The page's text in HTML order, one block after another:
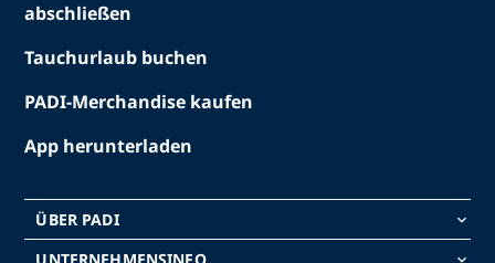
abschließen
Tauchurlaub buchen
PADI-Merchandise kaufen
App herunterladen
ÜBER PADI keyboard_arrow_down
keyboard_arrow_down